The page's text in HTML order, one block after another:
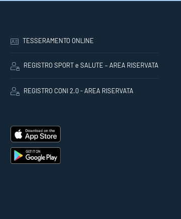
TESSERAMENTO ONLINE
REGISTRO SPORT e SALUTE – AREA RISERVATA
REGISTRO CONI 2.0 - AREA RISERVATA